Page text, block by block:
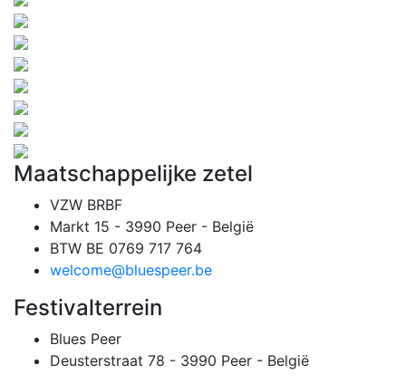
Maatschappelijke zetel
VZW BRBF
Markt 15 - 3990 Peer - België
BTW BE 0769 717 764
welcome@bluespeer.be
Festivalterrein
Blues Peer
Deusterstraat 78 - 3990 Peer - België